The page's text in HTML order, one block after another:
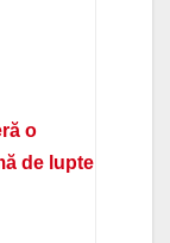
o
de lupte